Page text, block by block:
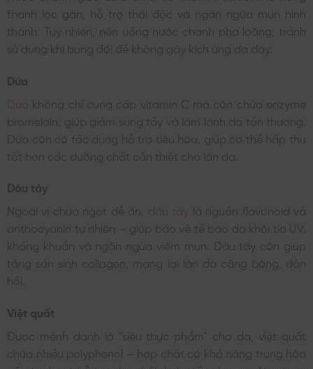
thanh lọc gan, hỗ trợ thải độc và ngăn ngừa mụn hình
thành. Tuy nhiên, nên uống nước chanh pha loãng, tránh
sử dụng khi bụng đói để không gây kích ứng dạ dày.
Dứa
không chỉ cung cấp vitamin C mà còn chứa enzyme
bromelain, giúp giảm sưng tấy và làm lành da tổn thương.
Dứa còn có tác dụng hỗ trợ tiêu hóa, giúp cơ thể hấp thu
tốt hơn các dưỡng chất cần thiết cho làn da.
Dâu tây
Ngoài vị chua ngọt dễ ăn,
là nguồn flavonoid và
anthocyanin tự nhiên – giúp bảo vệ tế bào da khỏi tia UV,
kháng khuẩn và ngăn ngừa viêm mụn. Dâu tây còn giúp
tăng sản sinh collagen, mang lại làn da căng bóng, đàn
hồi.
Việt quất
Được mệnh danh là “siêu thực phẩm” cho da, việt quất
chứa nhiều polyphenol – hợp chất có khả năng trung hòa